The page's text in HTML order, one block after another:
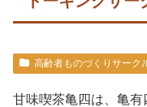
高齢者ものづくりサーク
甘味喫茶亀四は、亀有